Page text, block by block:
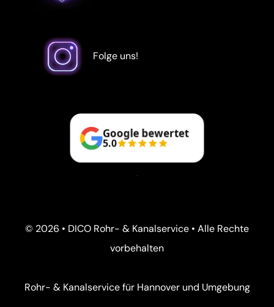
Folge uns!
Google bewertet
5.0
© 2026 • DICO Rohr- & Kanalservice • Alle Rechte
vorbehalten
Rohr- & Kanalservice für Hannover und Umgebung